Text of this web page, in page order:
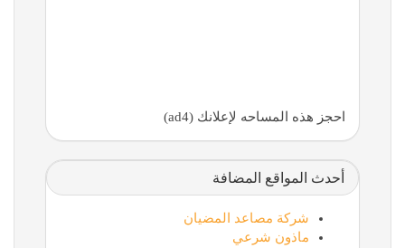
احجز هذه المساحه لإعلانك (ad4)
أحدث المواقع المضافة
شركة مصاعد المضيان
ماذون شرعي